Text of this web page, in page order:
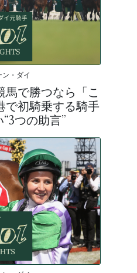
ン・ダイ
馬で勝つなら「こ
で初騎乗する騎手
つの助言”